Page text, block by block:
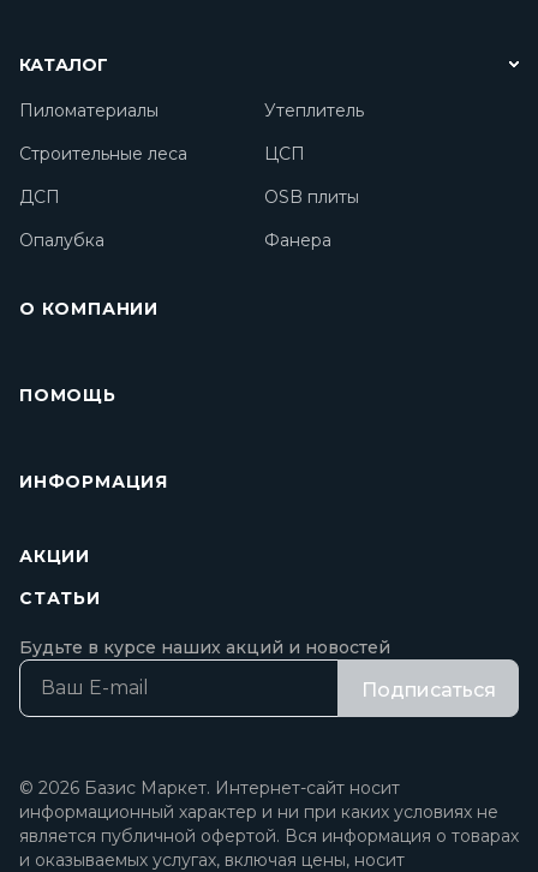
КАТАЛОГ
Пиломатериалы
Утеплитель
Строительные леса
ЦСП
ДСП
OSB плиты
Опалубка
Фанера
О КОМПАНИИ
ПОМОЩЬ
ИНФОРМАЦИЯ
АКЦИИ
СТАТЬИ
Будьте в курсе наших акций и новостей
Подписаться
© 2026 Базис Маркет. Интернет-сайт носит
информационный характер и ни при каких условиях не
является публичной офертой. Вся информация о товарах
и оказываемых услугах, включая цены, носит